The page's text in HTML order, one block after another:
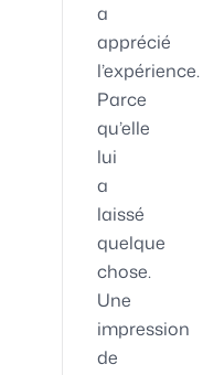
a
apprécié
l’expérience.
Parce
qu’elle
lui
a
laissé
quelque
chose.
Une
impression
de